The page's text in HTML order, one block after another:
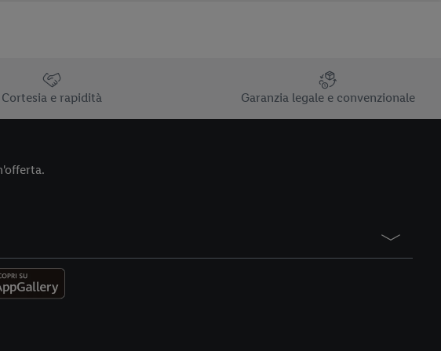
Cortesia e rapidità Garanzia legale e convenzionale